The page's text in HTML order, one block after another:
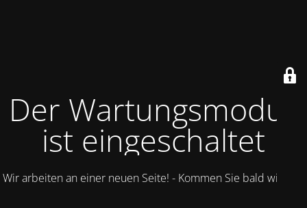
Der Wartungsmodus
ist eingeschaltet
Wir arbeiten an einer neuen Seite! - Kommen Sie bald wieder.